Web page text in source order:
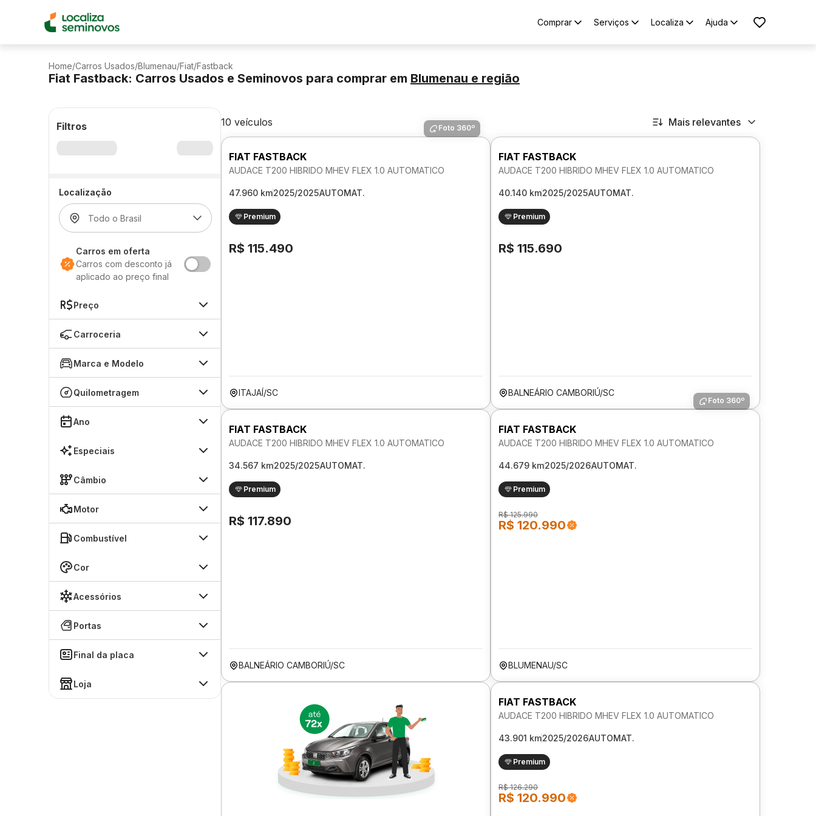
Comprar Serviços Localiza Ajuda
Home/Carros Usados/Blumenau/Fiat/Fastback
Fiat Fastback: Carros Usados e Seminovos para comprar em Blumenau e região
Filtros
Localização
Carros em oferta
Carros com desconto já
aplicado ao preço final
Preço
Carroceria
Marca e Modelo
Quilometragem
Ano
Especiais
Câmbio
Motor
Combustível
Cor
Acessórios
Portas
Final da placa
Loja
10 veículos Mais relevantes
Foto 360º
FIAT FASTBACK
AUDACE T200 HIBRIDO MHEV FLEX 1.0 AUTOMATICO
47.960 km2025/2025AUTOMAT.
Premium
R$ 115.490
ITAJAÍ/SC
FIAT FASTBACK
AUDACE T200 HIBRIDO MHEV FLEX 1.0 AUTOMATICO
40.140 km2025/2025AUTOMAT.
Premium
R$ 115.690
BALNEÁRIO CAMBORIÚ/SC
FIAT FASTBACK
AUDACE T200 HIBRIDO MHEV FLEX 1.0 AUTOMATICO
34.567 km2025/2025AUTOMAT.
Premium
R$ 117.890
BALNEÁRIO CAMBORIÚ/SC
Foto 360º
FIAT FASTBACK
AUDACE T200 HIBRIDO MHEV FLEX 1.0 AUTOMATICO
44.679 km2025/2026AUTOMAT.
Premium
R$ 125.990
R$ 120.990
BLUMENAU/SC
FIAT FASTBACK
AUDACE T200 HIBRIDO MHEV FLEX 1.0 AUTOMATICO
43.901 km2025/2026AUTOMAT.
Premium
R$ 126.290
R$ 120.990